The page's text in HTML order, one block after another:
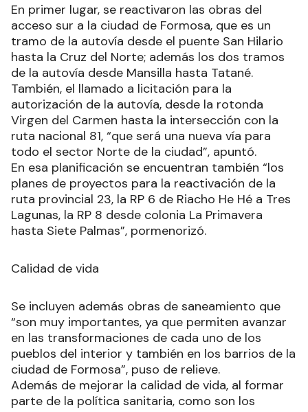
En primer lugar, se reactivaron las obras del
acceso sur a la ciudad de Formosa, que es un
tramo de la autovía desde el puente San Hilario
hasta la Cruz del Norte; además los dos tramos
de la autovía desde Mansilla hasta Tatané.
También, el llamado a licitación para la
autorización de la autovía, desde la rotonda
Virgen del Carmen hasta la intersección con la
ruta nacional 81, “que será una nueva vía para
todo el sector Norte de la ciudad”, apuntó.
En esa planificación se encuentran también “los
planes de proyectos para la reactivación de la
ruta provincial 23, la RP 6 de Riacho He Hé a Tres
Lagunas, la RP 8 desde colonia La Primavera
hasta Siete Palmas”, pormenorizó.
Calidad de vida
Se incluyen además obras de saneamiento que
“son muy importantes, ya que permiten avanzar
en las transformaciones de cada uno de los
pueblos del interior y también en los barrios de la
ciudad de Formosa”, puso de relieve.
Además de mejorar la calidad de vida, al formar
parte de la política sanitaria, como son los